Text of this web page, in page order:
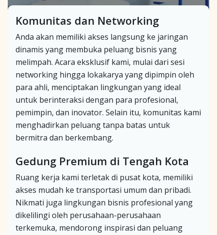
Komunitas dan Networking
Anda akan memiliki akses langsung ke jaringan
dinamis yang membuka peluang bisnis yang
melimpah. Acara eksklusif kami, mulai dari sesi
networking hingga lokakarya yang dipimpin oleh
para ahli, menciptakan lingkungan yang ideal
untuk berinteraksi dengan para profesional,
pemimpin, dan inovator. Selain itu, komunitas kami
menghadirkan peluang tanpa batas untuk
bermitra dan berkembang.
Gedung Premium di Tengah Kota
Ruang kerja kami terletak di pusat kota, memiliki
akses mudah ke transportasi umum dan pribadi.
Nikmati juga lingkungan bisnis profesional yang
dikelilingi oleh perusahaan-perusahaan
terkemuka, mendorong inspirasi dan peluang